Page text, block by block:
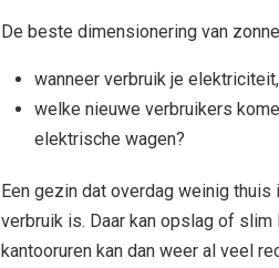
De beste dimensionering van
wanneer verbruik je
welke nieuwe verbruikers
elektrische wagen?
Een gezin dat overdag weinig
verbruik is. Daar kan opslag of
kantooruren kan dan weer al veel